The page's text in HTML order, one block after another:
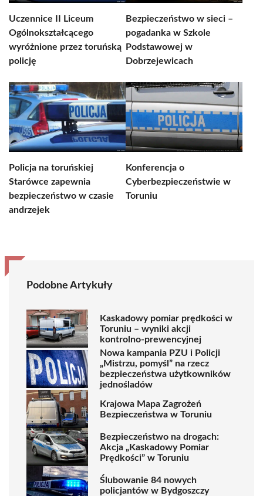
Uczennice II Liceum
Ogólnokształcącego
wyróżnione przez toruńską
policję
Bezpieczeństwo w sieci –
pogadanka w Szkole
Podstawowej w
Dobrzejewicach
Policja na toruńskiej
Starówce zapewnia
bezpieczeństwo w czasie
andrzejek
Konferencja o
Cyberbezpieczeństwie w
Toruniu
Podobne Artykuły
Kaskadowy pomiar prędkości w
Toruniu – wyniki akcji
kontrolno-prewencyjnej
Nowa kampania PZU i Policji
„Mistrzu, pomyśl” na rzecz
bezpieczeństwa użytkowników
jednośladów
Krajowa Mapa Zagrożeń
Bezpieczeństwa w Toruniu
Bezpieczeństwo na drogach:
Akcja „Kaskadowy Pomiar
Prędkości” w Toruniu
Ślubowanie 84 nowych
policjantów w Bydgoszczy